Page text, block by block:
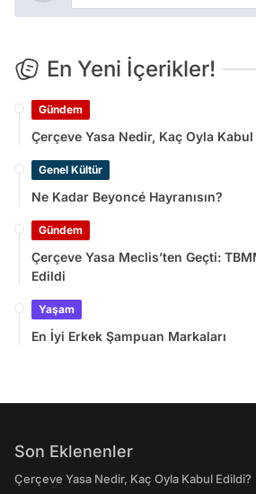
En Yeni İçerikler!
Gündem
Çerçeve Yasa Nedir, Kaç Oyla
Genel Kültür
Ne Kadar Beyoncé Hayranısın?
Gündem
Çerçeve Yasa Meclis’ten Geçti:
Edildi
Yaşam
En İyi Erkek Şampuan Markaları
Son Eklenenler
Çerçeve Yasa Nedir, Kaç Oyla Kabul Edildi?